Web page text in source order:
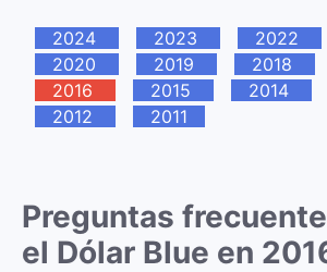
2024 2023 2022
2020
2019 2018
2016
2015 2014
2012
2011
Preguntas
el Dólar Blue en